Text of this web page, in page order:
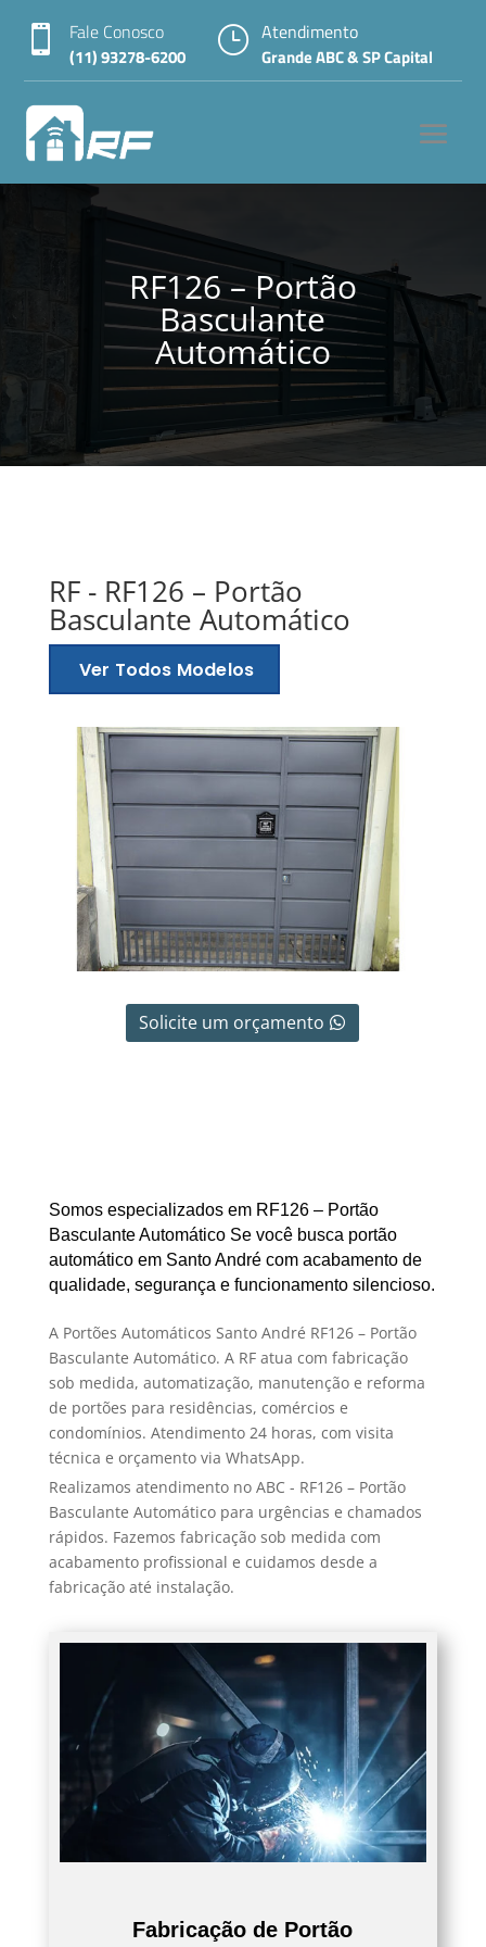
 Fale Conosco
(11) 93278-6200
} Atendimento
Grande ABC & SP Capital
RF126 – Portão
Basculante
Automático
RF - RF126 – Portão
Basculante Automático
Ver Todos Modelos
Solicite um orçamento
Somos especializados em RF126 – Portão
Basculante Automático Se você busca portão
automático em Santo André com acabamento de
qualidade, segurança e funcionamento silencioso.
A Portões Automáticos Santo André RF126 – Portão
Basculante Automático. A RF atua com fabricação
sob medida, automatização, manutenção e reforma
de portões para residências, comércios e
condomínios. Atendimento 24 horas, com visita
técnica e orçamento via WhatsApp.
Realizamos atendimento no ABC - RF126 – Portão
Basculante Automático para urgências e chamados
rápidos. Fazemos fabricação sob medida com
acabamento profissional e cuidamos desde a
fabricação até instalação.
Fabricação de Portão